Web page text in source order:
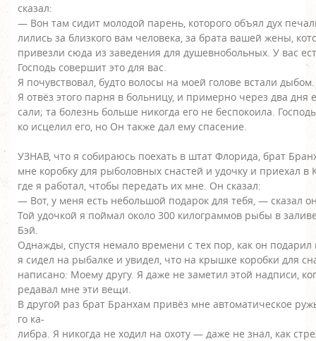
сказал:
— Вон там сидит молодой парень, которого объял дух
лились за близкого вам человека, за брата вашей жены,
привезли сюда из заведения для душевнобольных. У вас
Господь совершит это для вас.
Я почувствовал, будто волосы на моей голове встали дыбом.
Я отвёз этого парня в больницу, и примерно через два дня
сали; та болезнь больше никогда его не беспокоила.
ко исцелил его, но Он также дал ему спасение.
УЗНАВ, что я собираюсь поехать в штат Флорида, брат
мне коробку для рыболовных снастей и удочку и приехал в
где я работал, чтобы передать их мне. Он сказал:
— Вот, у меня есть небольшой подарок для тебя, — сказал
Той удочкой я поймал около 300 килограммов рыбы в
Бэй.
Однажды, спустя немало времени с тех пор, как он подарил
я сидел на рыбалке и увидел, что на крышке коробки для
написано: Моему другу. Я даже не заметил этой надписи,
редавал мне эти вещи.
В другой раз брат Бранхам привёз мне автоматическое
го ка-
либра. Я никогда не ходил на охоту — даже не знал, как